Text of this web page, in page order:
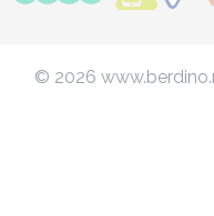
© 2026